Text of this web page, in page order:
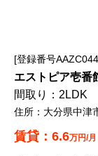
登録番号
エストピア壱番
2LDK
大分県中津
6.6万円/月